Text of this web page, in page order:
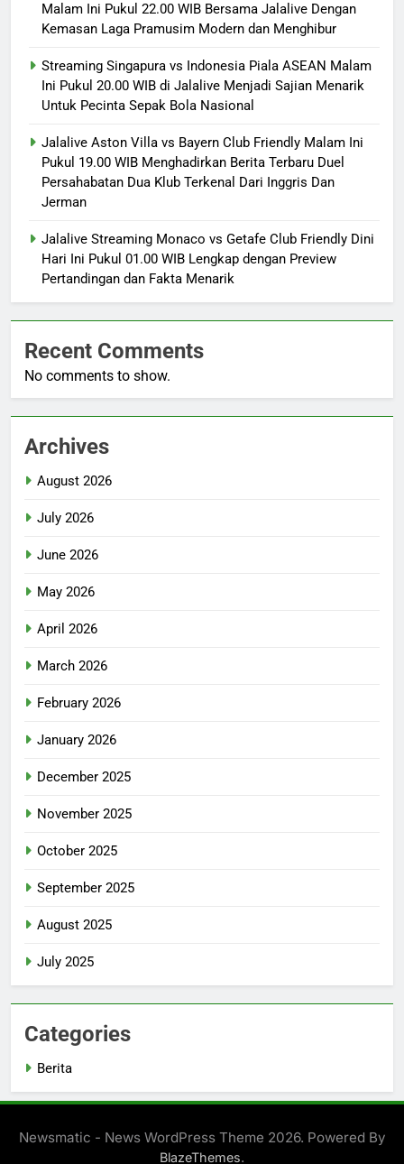
Malam Ini Pukul 22.00 WIB Bersama Jalalive Dengan
Kemasan Laga Pramusim Modern dan Menghibur
Streaming Singapura vs Indonesia Piala ASEAN Malam
Ini Pukul 20.00 WIB di Jalalive Menjadi Sajian Menarik
Untuk Pecinta Sepak Bola Nasional
Jalalive Aston Villa vs Bayern Club Friendly Malam Ini
Pukul 19.00 WIB Menghadirkan Berita Terbaru Duel
Persahabatan Dua Klub Terkenal Dari Inggris Dan
Jerman
Jalalive Streaming Monaco vs Getafe Club Friendly Dini
Hari Ini Pukul 01.00 WIB Lengkap dengan Preview
Pertandingan dan Fakta Menarik
Recent Comments
No comments to show.
Archives
August 2026
July 2026
June 2026
May 2026
April 2026
March 2026
February 2026
January 2026
December 2025
November 2025
October 2025
September 2025
August 2025
July 2025
Categories
Berita
Newsmatic - News WordPress Theme 2026. Powered By
BlazeThemes.